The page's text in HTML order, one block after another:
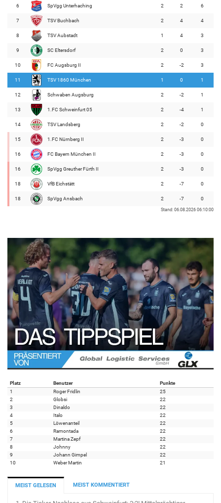
6 SpVgg Unterhaching 2 2 6
7 TSV Buchbach 2 4 4
8 TSV Aubstadt 1 4 3
9 SC Eltersdorf 2 0 3
10 FC Augsburg II 2 -2 3
11 TSV 1860 München 1 0 1
12 Schwaben Augsburg 2 -2 1
13 1.FC Schweinfurt 05 2 -4 1
14 TSV Landsberg 2 -2 0
15 1.FC Nürnberg II 2 -3 0
16 FC Bayern München II 2 -3 0
16 SpVgg Greuther Fürth II 2 -3 0
18 VfB Eichstätt 2 -7 0
18 SpVgg Ansbach 2 -7 0
Stand: 06.08.2026 06:10:00
Platz Benutzer
Punkte
1
Roger Fridlin
25
2
Globsi
22
3
Dinaldo
22
4
Italo
22
5
Löwenanteil
22
6
Ramontada
22
7
Martina Zepf
22
8
Johnny
22
9
Johann Gimpel
22
10
Weber Martin 21
MEIST GELESEN MEIST KOMMENTIERT